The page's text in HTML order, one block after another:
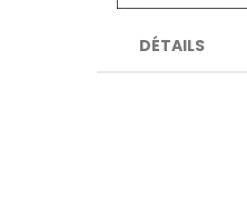
DÉTAILS